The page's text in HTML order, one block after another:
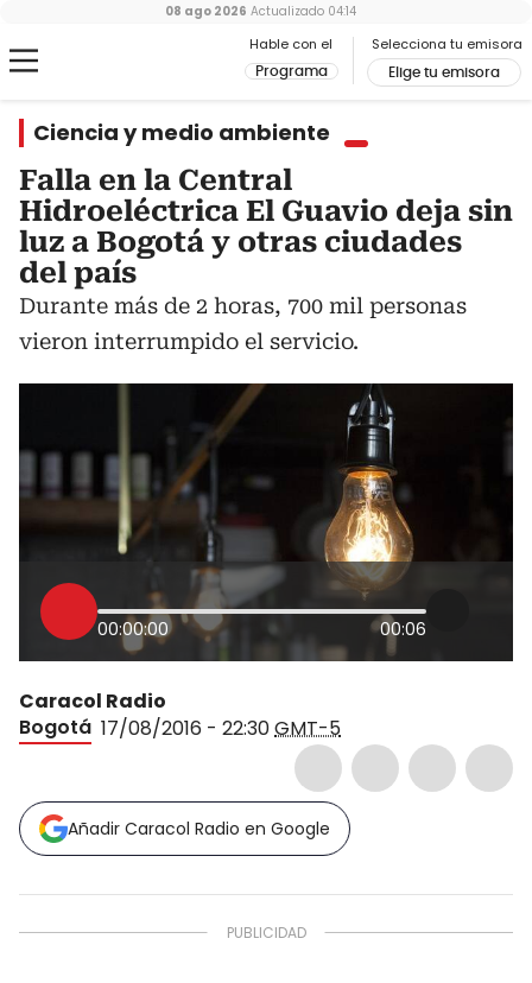
Hable con el
Programa
Selecciona tu emisora
Elige tu emisora
08 ago 2026 Actualizado 04:14
Ciencia y medio ambiente
Falla en la Central
Hidroeléctrica El Guavio deja sin
luz a Bogotá y otras ciudades
del país
Durante más de 2 horas, 700 mil personas
vieron interrumpido el servicio.
00:00:00 00:06
Caracol Radio
Bogotá 17/08/2016 - 22:30GMT-5
Añadir Caracol Radio en Google